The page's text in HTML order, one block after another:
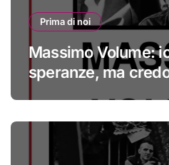
Prima di noi
Massimo Volume:
speranze, ma